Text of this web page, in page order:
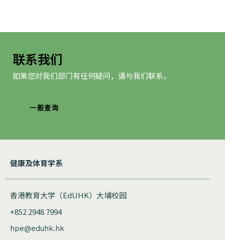
联系我们
如果您对我们部门有任何疑问，请与我们联系。
一般查询
健康及体育学系
香港教育大学（EdUHK）大埔校园
+852 2948 7994
hpe@eduhk.hk